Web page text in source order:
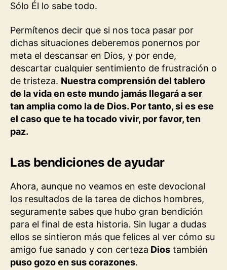
Sólo Él lo sabe todo.
Permítenos decir que si nos toca pasar por
dichas situaciones deberemos ponernos por
meta el descansar en Dios, y por ende,
descartar cualquier sentimiento de frustración o
de tristeza. Nuestra comprensión del tablero
de la vida en este mundo jamás llegará a ser
tan amplia como la de Dios. Por tanto, si es ese
el caso que te ha tocado vivir, por favor, ten
paz.
Las bendiciones de ayudar
Ahora, aunque no veamos en este devocional
los resultados de la tarea de dichos hombres,
seguramente sabes que hubo gran bendición
para el final de esta historia. Sin lugar a dudas
ellos se sintieron más que felices al ver cómo su
amigo fue sanado y con certeza Dios también
puso gozo en sus corazones.